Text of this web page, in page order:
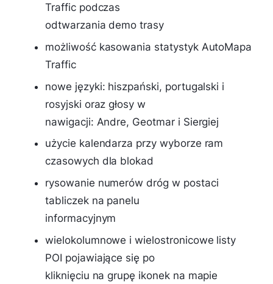
Traffic podczas
odtwarzania demo trasy
możliwość kasowania statystyk AutoMapa
Traffic
nowe języki: hiszpański, portugalski i
rosyjski oraz głosy w
nawigacji: Andre, Geotmar i Siergiej
użycie kalendarza przy wyborze ram
czasowych dla blokad
rysowanie numerów dróg w postaci
tabliczek na panelu
informacyjnym
wielokolumnowe i wielostronicowe listy
POI pojawiające się po
kliknięciu na grupę ikonek na mapie